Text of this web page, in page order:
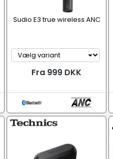
Sudio E3 true wireless ANC
Fra 999 DKK